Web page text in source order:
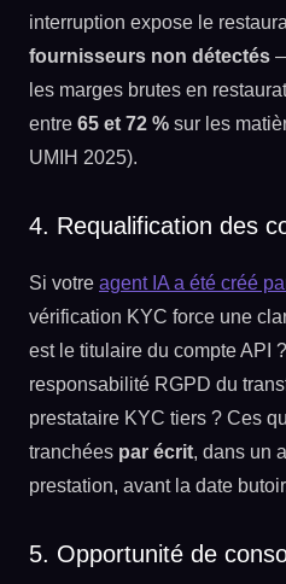
interruption expose le
fournisseurs non détectés
les marges brutes en
entre 65 et 72 % sur les
UMIH 2025).
4. Requalification des
Si votre agent IA a été créé
vérification KYC force une
est le titulaire du compte API
responsabilité RGPD du
prestataire KYC tiers ? Ces
tranchées par écrit, dans un
prestation, avant la date
5. Opportunité de